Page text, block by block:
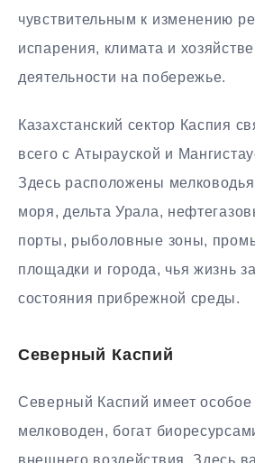
чувствительным к изменению
испарения, климата и
деятельности на побережье.
Казахстанский сектор Каспия
всего с Атырауской и
Здесь расположены
моря, дельта Урала,
порты, рыболовные зоны,
площадки и города, чья жизнь
состояния прибрежной среды.
Северный Каспий
Северный Каспий имеет особое
мелководен, богат